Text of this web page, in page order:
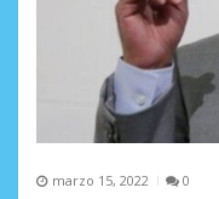
marzo 15, 2022 0